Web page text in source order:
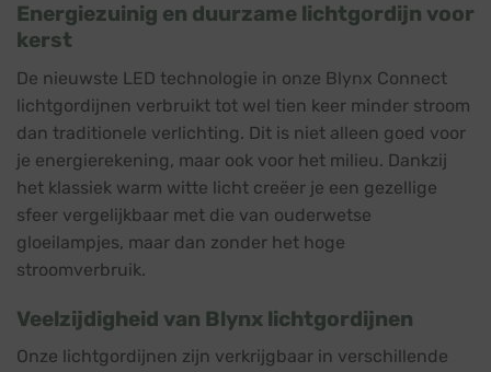
Energiezuinig en duurzame lichtgordijn voor
kerst
De nieuwste LED technologie in onze Blynx Connect
lichtgordijnen verbruikt tot wel tien keer minder stroom
dan traditionele verlichting. Dit is niet alleen goed voor
je energierekening, maar ook voor het milieu. Dankzij
het klassiek warm witte licht creëer je een gezellige
sfeer vergelijkbaar met die van ouderwetse
gloeilampjes, maar dan zonder het hoge
stroomverbruik.
Veelzijdigheid van Blynx lichtgordijnen
Onze lichtgordijnen zijn verkrijgbaar in verschillende